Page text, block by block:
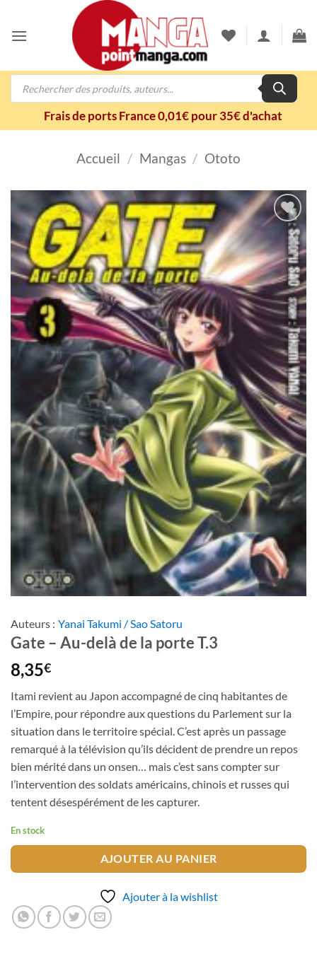
contenu
Recherche
Frais de ports France 0,01€ pour 35€ d'achat
Accueil / Mangas / Ototo
Ajouter
à la
wishlist
Auteurs : Yanai Takumi / Sao Satoru
Gate – Au-delà de la porte T.3
8,35€
Itami revient au Japon accompagné de cinq habitantes de
l’Empire, pour répondre aux questions du Parlement sur la
situation dans le territoire spécial. C’est après un passage
remarqué à la télévision qu’ils décident de prendre un repos
bien mérité dans un onsen… mais c’est sans compter sur
l’intervention des soldats américains, chinois et russes qui
tentent désespérément de les capturer.
En stock
AJOUTER AU PANIER
Ajouter à la wishlist